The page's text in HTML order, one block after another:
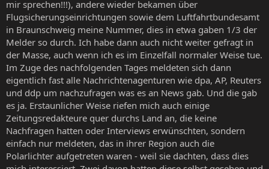
mir sprechen!!!), andere wieder bekamen über
Flugsicherungseinrichtungen sowie dem Luftfahrtbundesamt
in Braunschweig meine Nummer, dies in etwa gaben 1/3 der
Melder so durch. Ich habe dann auch nicht weiter gefragt in
der Masse, auch wenn ich es im Einzelfall normaler Weise tue.
Im Zuge des nachfolgenden Tages meldeten sich dann
eigentlich fast alle Nachrichtenagenturen wie dpa, AP, Reuters
und ddp um nachzufragen was es an News gab. Und die gab
es ja. Erstaunlicher Weise riefen mich auch einige
Zeitungsredakteure quer durchs Land an, die keine
Nachfragen hatten oder Interviews erwünschten, sondern
einfach nur meldeten, das in ihrer Region auch die
Polarlichter aufgetreten waren - weil sie dachten, dass dies